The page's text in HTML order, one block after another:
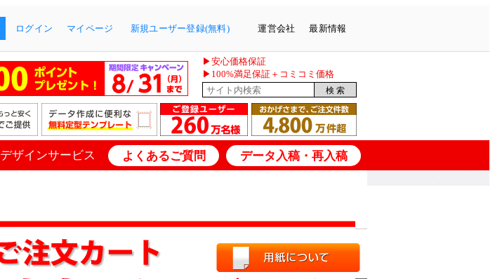
ログイン マイページ 新規ユーザー登録(無料) 運営会社 最新情報
▶安心価格保証
▶100%満足保証＋コミコミ価格
デザインサービス よくあるご質問 データ入稿・再入稿